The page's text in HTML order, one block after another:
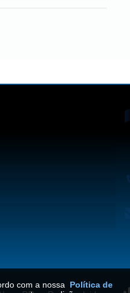
com a nossa Política de